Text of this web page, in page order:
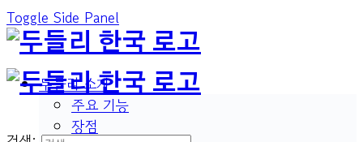
Toggle Side Panel
두들리 소개
주요 기능
장점